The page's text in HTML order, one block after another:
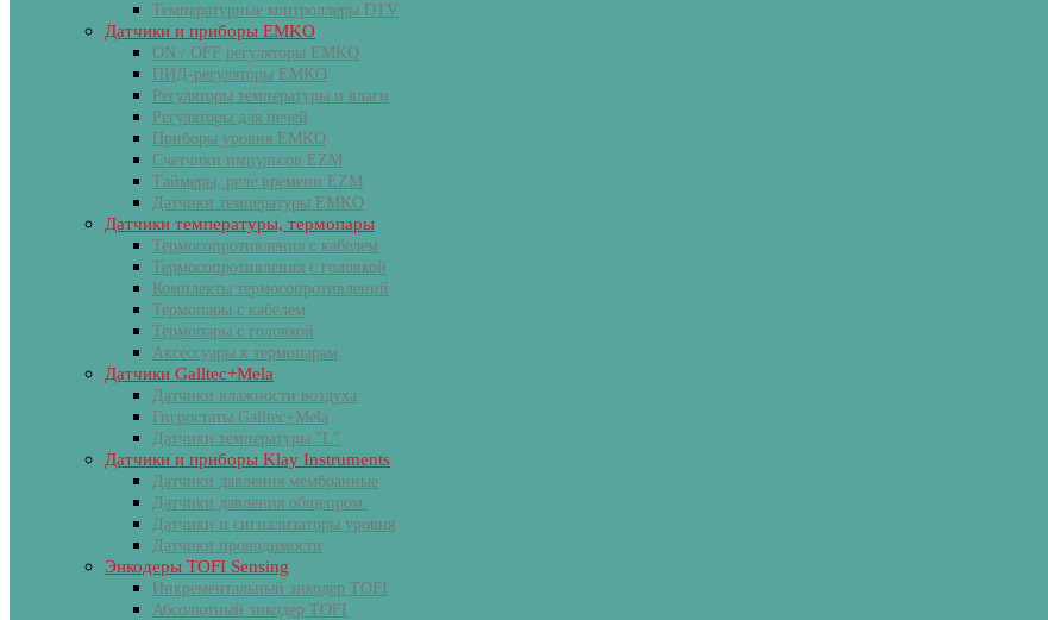
Температурные контроллеры DTV
Датчики и приборы EMKO
ON / OFF регуляторы EMKO
ПИД-регуляторы EMKO
Регуляторы температуры и влаги
Регуляторы для печей
Приборы уровня EMKO
Счетчики импульсов EZM
Таймеры, реле времени EZM
Датчики температуры EMKO
Датчики температуры, термопары
Термосопротивления с кабелем
Термосопротивления с головкой
Комплекты термосопротивлений
Термопары с кабелем
Термопары с головкой
Аксессуары к термопарам
Датчики Galltec+Mela
Датчики влажности воздуха
Гигростаты Galltec+Mela
Датчики температуры "L"
Датчики и приборы Klay Instruments
Датчики давления мембранные
Датчики давления общепром.
Датчики и сигнализаторы уровня
Датчики проводимости
Энкодеры TOFI Sensing
Инкрементальный энкодер TOFI
Абсолютный энкодер TOFI